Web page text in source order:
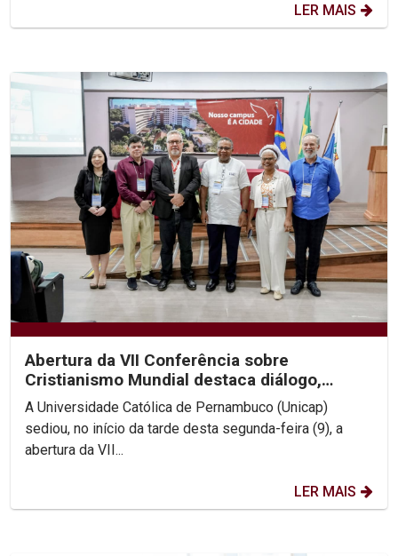
LER MAIS
Abertura da VII Conferência sobre
Cristianismo Mundial destaca diálogo,
diversidade religiosa e...
A Universidade Católica de Pernambuco (Unicap)
sediou, no início da tarde desta segunda-feira (9), a
abertura da VII...
LER MAIS